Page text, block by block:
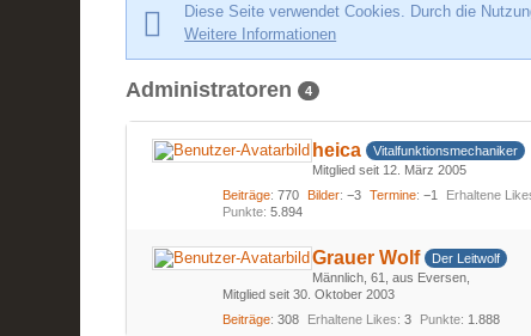
Diese Seite verwendet Cookies. Durch die
Weitere Informationen
Administratoren 4
heica
Vitalfunktionsmechaniker
Mitglied seit 12. März 2005
Beiträge 770 Bilder −3 Termine −1 Erhaltene
Punkte 5.894
Grauer Wolf
Der Leitwolf
Männlich 61
aus Eversen
Mitglied seit 30. Oktober 2003
Beiträge 308 Erhaltene Likes 3 Punkte 1.888